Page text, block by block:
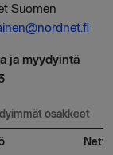
Suomen
ja myydyintä
osakkeet